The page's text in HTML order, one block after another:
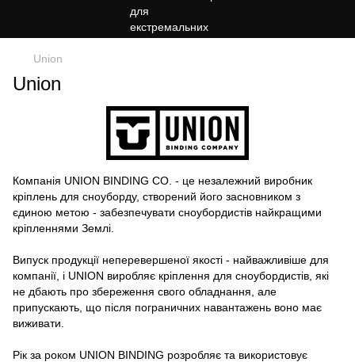
Union
Union
Компанія UNION BINDING CO. - це незалежний виробник
кріплень для сноуборду, створений його засновником з
єдиною метою - забезпечувати сноубордистів найкращими
кріпленнями Землі.
Випуск продукції неперевершеної якості - найважливіше для
компанії, і UNION виробляє кріплення для сноубордистів, які
не дбають про збереження свого обладнання, але
припускають, що після пограничних навантажень воно має
виживати.
Рік за роком UNION BINDING розробляє та використовує